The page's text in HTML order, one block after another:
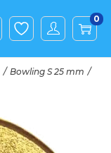
0
/ Bowling S 25 mm /